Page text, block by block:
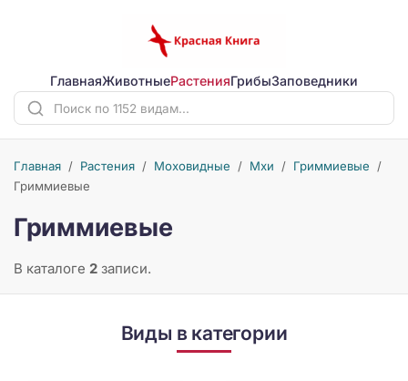
ГлавнаяЖивотныеРастенияГрибыЗаповедники
Главная / Растения / Моховидные / Мхи / Гриммиевые /
Гриммиевые
Гриммиевые
В каталоге 2 записи.
Виды в категории